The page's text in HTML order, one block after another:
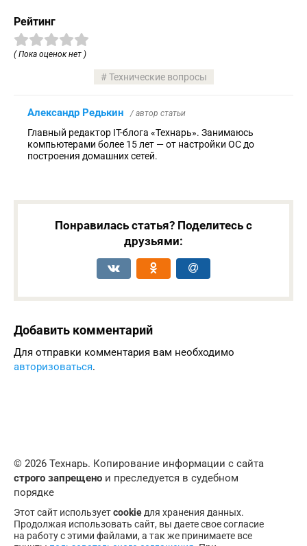
Рейтинг
( Пока оценок нет )
Технические вопросы
Александр Редькин / автор статьи
Главный редактор IT-блога «Технарь». Занимаюсь
компьютерами более 15 лет — от настройки ОС до
построения домашних сетей.
Понравилась статья? Поделитесь с
друзьями:
Добавить комментарий
Для отправки комментария вам необходимо
авторизоваться.
© 2026 Технарь. Копирование информации с сайта
строго запрещено и преследуется в судебном
порядке
Этот сайт используетcookie для хранения данных.
Продолжая использовать сайт, вы даете свое согласие
на работу с этими файлами, а так же принимаете все